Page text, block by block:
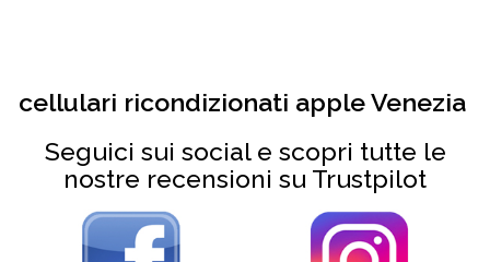
cellulari ricondizionati apple Venezia
Seguici sui social e scopri tutte le
nostre recensioni su Trustpilot